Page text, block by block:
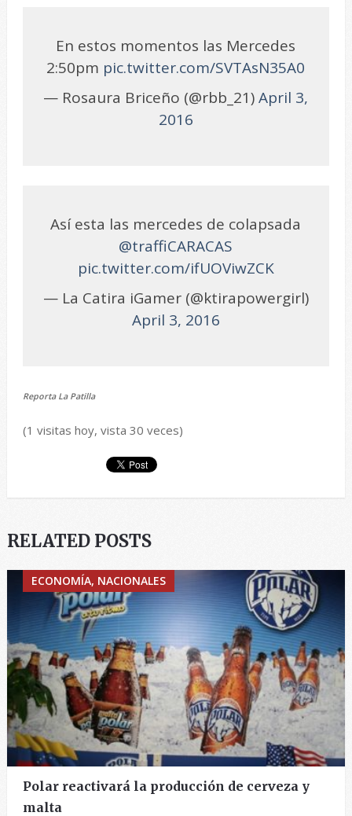
En estos momentos las Mercedes
2:50pm pic.twitter.com/SVTAsN35A0
— Rosaura Briceño (@rbb_21)April 3,
2016
Así esta las mercedes de colapsada
@traffiCARACAS
pic.twitter.com/ifUOViwZCK
— La Catira iGamer (@ktirapowergirl)
April 3, 2016
Reporta La Patilla
(1 visitas hoy, vista 30 veces)
RELATED POSTS
ECONOMÍA, NACIONALES
Polar reactivará la producción de cerveza y
malta